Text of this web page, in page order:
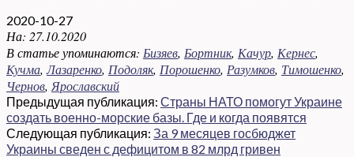
2020-10-27
На: 27.10.2020
В статье упоминаются: Бизяев, Бортник, Качур, Кернес,
Кучма,Лазаренко, Подоляк, Порошенко, Разумков, Тимошенко,
Чернов, Ярославский
Предыдущая публикация: Страны НАТО помогут Украине
создать военно-морские базы. Где и когда появятся
Следующая публикация: За 9 месяцев госбюджет
Украины сведен с дефицитом в 82 млрд гривен